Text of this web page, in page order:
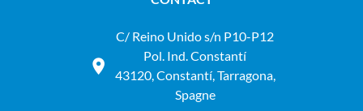
C/ Reino Unido s/n P10-P12
Pol. Ind. Constantí
43120, Constantí, Tarragona,
Spagne